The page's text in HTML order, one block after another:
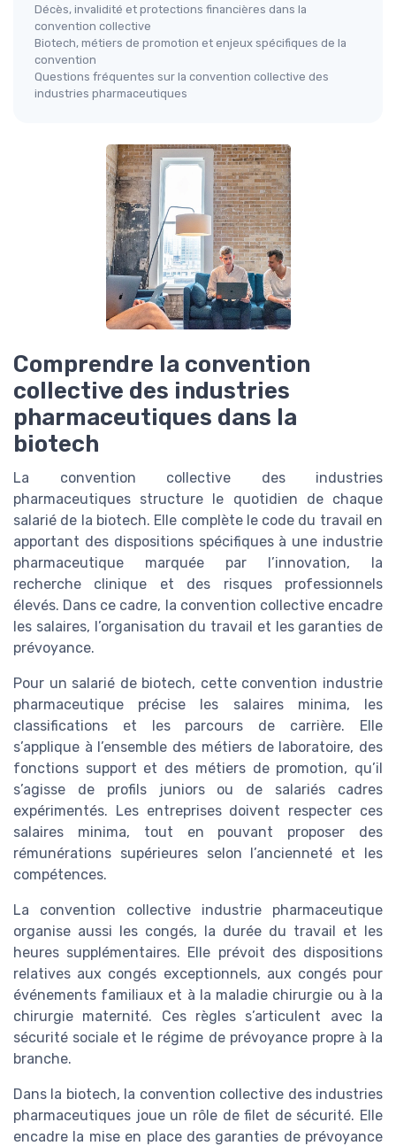
Décès, invalidité et protections financières dans la
convention collective
Biotech, métiers de promotion et enjeux spécifiques de la
convention
Questions fréquentes sur la convention collective des
industries pharmaceutiques
Comprendre la convention
collective des industries
pharmaceutiques dans la
biotech
La convention collective des industries
pharmaceutiques structure le quotidien de chaque
salarié de la biotech. Elle complète le code du travail en
apportant des dispositions spécifiques à une industrie
pharmaceutique marquée par l’innovation, la
recherche clinique et des risques professionnels
élevés. Dans ce cadre, la convention collective encadre
les salaires, l’organisation du travail et les garanties de
prévoyance.
Pour un salarié de biotech, cette convention industrie
pharmaceutique précise les salaires minima, les
classifications et les parcours de carrière. Elle
s’applique à l’ensemble des métiers de laboratoire, des
fonctions support et des métiers de promotion, qu’il
s’agisse de profils juniors ou de salariés cadres
expérimentés. Les entreprises doivent respecter ces
salaires minima, tout en pouvant proposer des
rémunérations supérieures selon l’ancienneté et les
compétences.
La convention collective industrie pharmaceutique
organise aussi les congés, la durée du travail et les
heures supplémentaires. Elle prévoit des dispositions
relatives aux congés exceptionnels, aux congés pour
événements familiaux et à la maladie chirurgie ou à la
chirurgie maternité. Ces règles s’articulent avec la
sécurité sociale et le régime de prévoyance propre à la
branche.
Dans la biotech, la convention collective des industries
pharmaceutiques joue un rôle de filet de sécurité. Elle
encadre la mise en place des garanties de prévoyance